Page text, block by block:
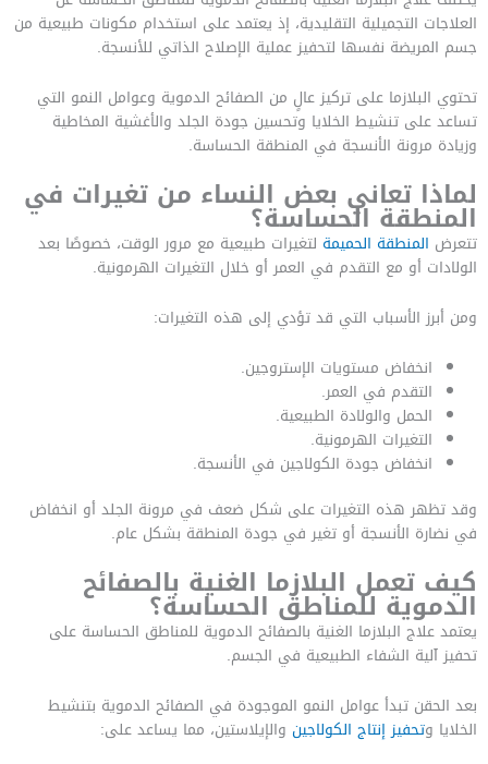
العلاجات التجميلية التقليدية، إذ يعتمد على استخدام مكونات طبيعية من
جسم المريضة نفسها لتحفيز عملية الإصلاح الذاتي للأنسجة.
تحتوي البلازما على تركيز عالٍ من الصفائح الدموية وعوامل النمو التي
تساعد على تنشيط الخلايا وتحسين جودة الجلد والأغشية المخاطية
وزيادة مرونة الأنسجة في المنطقة الحساسة.
لماذا تعاني بعض النساء من تغيرات في
المنطقة الحساسة؟
تتعرض المنطقة الحميمة لتغيرات طبيعية مع مرور الوقت، خصوصًا بعد
الولادات أو مع التقدم في العمر أو خلال التغيرات الهرمونية.
ومن أبرز الأسباب التي قد تؤدي إلى هذه التغيرات:
انخفاض مستويات الإستروجين.
التقدم في العمر.
الحمل والولادة الطبيعية.
التغيرات الهرمونية.
انخفاض جودة الكولاجين في الأنسجة.
وقد تظهر هذه التغيرات على شكل ضعف في مرونة الجلد أو انخفاض
في نضارة الأنسجة أو تغير في جودة المنطقة بشكل عام.
كيف تعمل البلازما الغنية بالصفائح
الدموية للمناطق الحساسة؟
يعتمد علاج البلازما الغنية بالصفائح الدموية للمناطق الحساسة على
تحفيز آلية الشفاء الطبيعية في الجسم.
بعد الحقن تبدأ عوامل النمو الموجودة في الصفائح الدموية بتنشيط
الخلايا وتحفيز إنتاج الكولاجين والإيلاستين، مما يساعد على: